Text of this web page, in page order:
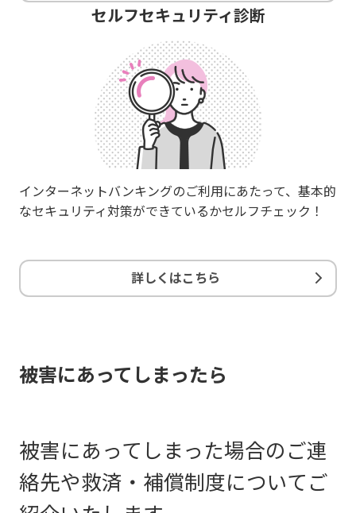
セルフセキュリティ診断
インターネットバンキングのご利用にあたって、基本的
なセキュリティ対策ができているかセルフチェック！
詳しくはこちら
被害にあってしまったら
被害にあってしまった場合のご連
絡先や救済・補償制度についてご